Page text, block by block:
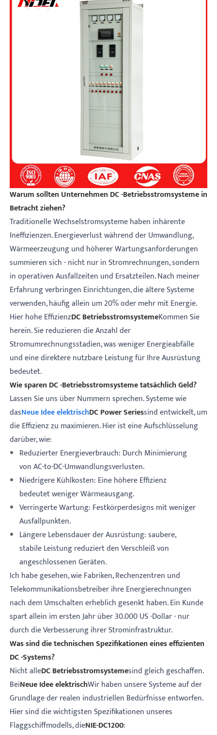
Warum sollten Unternehmen DC -Betriebsstromsysteme in
Betracht ziehen?
Traditionelle Wechselstromsysteme haben inhärente
Ineffizienzen. Energieverlust während der Umwandlung,
Wärmeerzeugung und höherer Wartungsanforderungen
summieren sich - nicht nur in Stromrechnungen, sondern
in operativen Ausfallzeiten und Ersatzteilen. Nach meiner
Erfahrung verbringen Einrichtungen, die ältere Systeme
verwenden, häufig allein um 20% oder mehr mit Energie.
Hier hohe EffizienzDC BetriebsstromsystemeKommen Sie
herein. Sie reduzieren die Anzahl der
Stromumrechnungsstadien, was weniger Energieabfälle
und eine direktere nutzbare Leistung für Ihre Ausrüstung
bedeutet.
Wie sparen DC -Betriebsstromsysteme tatsächlich Geld?
Lassen Sie uns über Nummern sprechen. Systeme wie
dasNeue Idee elektrischDC Power Seriessind entwickelt, um
die Effizienz zu maximieren. Hier ist eine Aufschlüsselung
darüber, wie:
Reduzierter Energieverbrauch: Durch Minimierung
von AC-to-DC-Umwandlungsverlusten.
Niedrigere Kühlkosten: Eine höhere Effizienz
bedeutet weniger Wärmeausgang.
Verringerte Wartung: Festkörperdesigns mit weniger
Ausfallpunkten.
Längere Lebensdauer der Ausrüstung: saubere,
stabile Leistung reduziert den Verschleiß von
angeschlossenen Geräten.
Ich habe gesehen, wie Fabriken, Rechenzentren und
Telekommunikationsbetreiber ihre Energierechnungen
nach dem Umschalten erheblich gesenkt haben. Ein Kunde
spart allein im ersten Jahr über 30.000 US -Dollar - nur
durch die Verbesserung ihrer Strominfrastruktur.
Was sind die technischen Spezifikationen eines effizienten
DC -Systems?
Nicht alleDC Betriebsstromsystemesind gleich geschaffen.
BeiNeue Idee elektrischWir haben unsere Systeme auf der
Grundlage der realen industriellen Bedürfnisse entworfen.
Hier sind die wichtigsten Spezifikationen unseres
Flaggschiffmodells, dieNIE-DC1200: